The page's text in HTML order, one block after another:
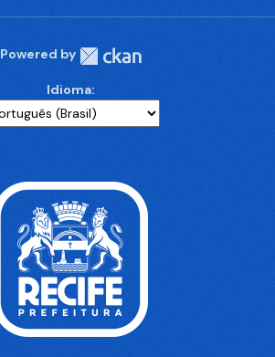
Powered by
Idioma